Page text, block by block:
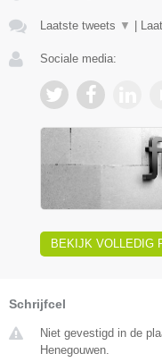
Laatste tweets ▼ |
Sociale media:
BEKIJK VOLLEDIG
Schrijfcel
Niet gevestigd in de
Henegouwen.